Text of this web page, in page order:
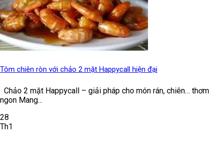
Tôm chiên ròn với chảo 2 mặt Happycall hiện đại
Chảo 2 mặt Happycall – giải pháp cho món rán, chiên… thơm
ngon Mang...
28
Th1